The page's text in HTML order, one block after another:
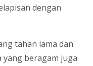
dengan
tahan lama dan
yang beragam juga